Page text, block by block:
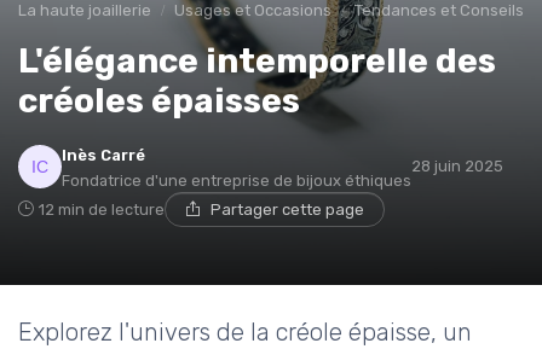
La haute joaillerie Usages et Occasions Tendances et Conseils
L'élégance intemporelle des
créoles épaisses
Inès Carré
Fondatrice d'une entreprise de bijoux éthiques
28 juin 2025
12 min de lecture Partager cette page
Explorez l'univers de la créole épaisse, un